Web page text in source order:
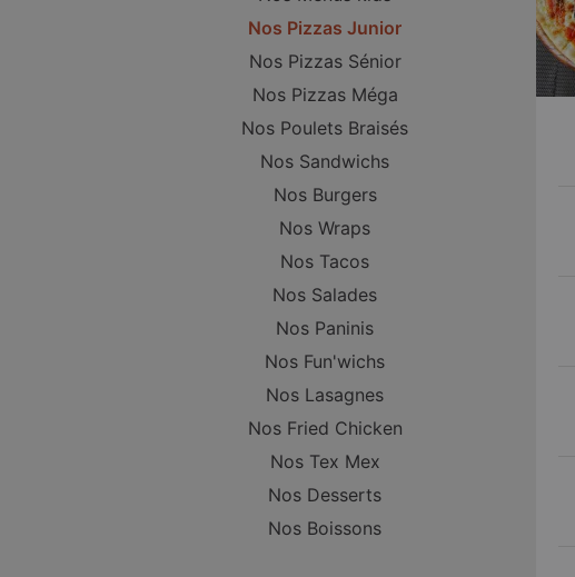
Nos Pizzas Junior
Nos Pizzas Sénior
Nos Pizzas Méga
Nos Poulets Braisés
Nos Sandwichs
Nos Burgers
Nos Wraps
Nos Tacos
Nos Salades
Nos Paninis
Nos Fun'wichs
Nos Lasagnes
Nos Fried Chicken
Nos Tex Mex
Nos Desserts
Nos Boissons